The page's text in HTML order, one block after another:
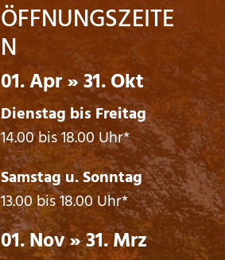
ÖFFNUNGSZEITE
N
01. Apr » 31. Okt
Dienstag bis Freitag
14.00 bis 18.00 Uhr*
Samstag u. Sonntag
13.00 bis 18.00 Uhr*
01. Nov » 31. Mrz